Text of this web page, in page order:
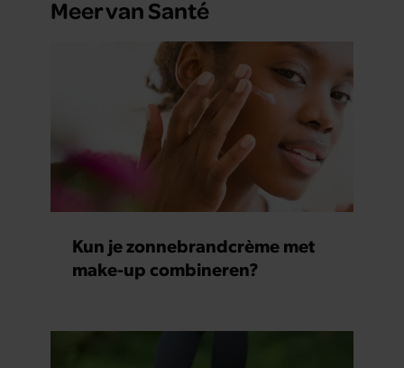
Meer van Santé
Kun je zonnebrandcrème met
make-up combineren?